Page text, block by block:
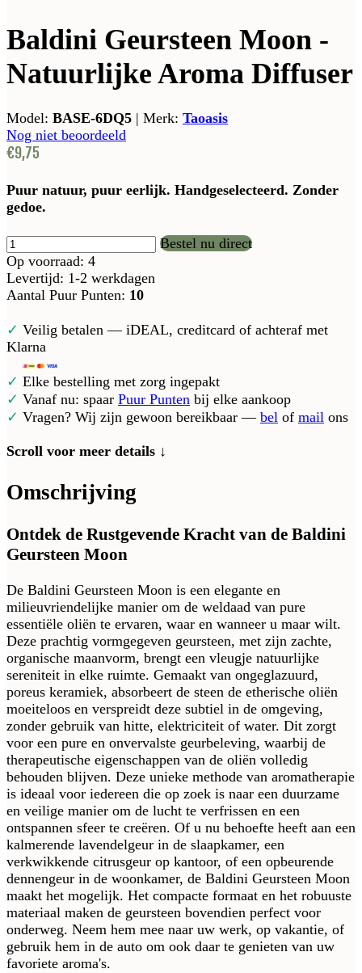
Baldini Geursteen Moon -
Natuurlijke Aroma Diffuser
Model: BASE-6DQ5 | Merk: Taoasis
Nog niet beoordeeld
€9,75
Puur natuur, puur eerlijk. Handgeselecteerd. Zonder
gedoe.
Bestel nu direct
Op voorraad: 4
Levertijd: 1-2 werkdagen
Aantal Puur Punten: 10
✓ Veilig betalen — iDEAL, creditcard of achteraf met
Klarna
✓ Elke bestelling met zorg ingepakt
✓ Vanaf nu: spaar Puur Punten bij elke aankoop
✓ Vragen? Wij zijn gewoon bereikbaar — bel of mail ons
Scroll voor meer details ↓
Omschrijving
Ontdek de Rustgevende Kracht van de Baldini
Geursteen Moon
De Baldini Geursteen Moon is een elegante en
milieuvriendelijke manier om de weldaad van pure
essentiële oliën te ervaren, waar en wanneer u maar wilt.
Deze prachtig vormgegeven geursteen, met zijn zachte,
organische maanvorm, brengt een vleugje natuurlijke
sereniteit in elke ruimte. Gemaakt van ongeglazuurd,
poreus keramiek, absorbeert de steen de etherische oliën
moeiteloos en verspreidt deze subtiel in de omgeving,
zonder gebruik van hitte, elektriciteit of water. Dit zorgt
voor een pure en onvervalste geurbeleving, waarbij de
therapeutische eigenschappen van de oliën volledig
behouden blijven. Deze unieke methode van aromatherapie
is ideaal voor iedereen die op zoek is naar een duurzame
en veilige manier om de lucht te verfrissen en een
ontspannen sfeer te creëren. Of u nu behoefte heeft aan een
kalmerende lavendelgeur in de slaapkamer, een
verkwikkende citrusgeur op kantoor, of een opbeurende
dennengeur in de woonkamer, de Baldini Geursteen Moon
maakt het mogelijk. Het compacte formaat en het robuuste
materiaal maken de geursteen bovendien perfect voor
onderweg. Neem hem mee naar uw werk, op vakantie, of
gebruik hem in de auto om ook daar te genieten van uw
favoriete aroma's.